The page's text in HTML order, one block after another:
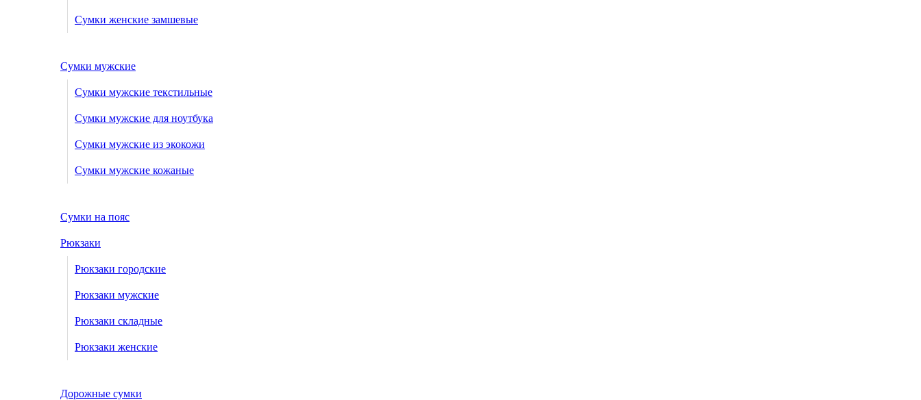
Сумки женские замшевые
Сумки мужские
Сумки мужские текстильные
Сумки мужские для ноутбука
Сумки мужские из экокожи
Сумки мужские кожаные
Сумки на пояс
Рюкзаки
Рюкзаки городские
Рюкзаки мужские
Рюкзаки складные
Рюкзаки женские
Дорожные сумки